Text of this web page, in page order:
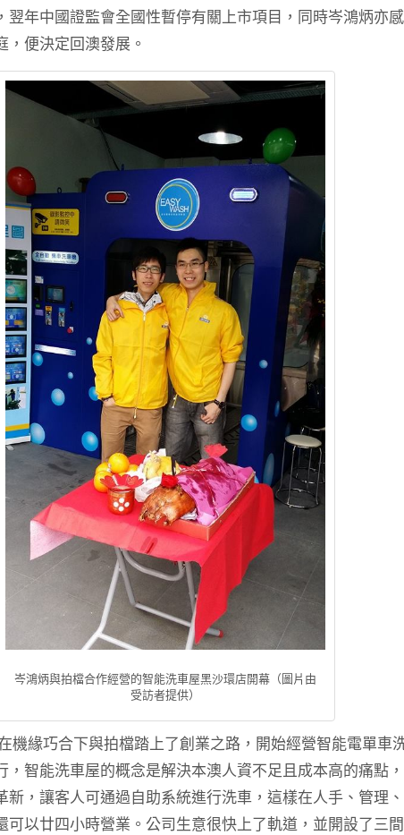
翌年中國證監會全國性暫停有關上市項目，同時岑鴻炳亦
，便決定回澳發展。
岑鴻炳與拍檔合作經營的智能洗車屋黑沙環店開幕（圖片由
受訪者提供）
緣巧合下與拍檔踏上了創業之路，開始經營智能電單車
，智能洗車屋的概念是解決本澳人資不足且成本高的痛點
新，讓客人可通過自助系統進行洗車，這樣在人手、管理
可以廿四小時營業。公司生意很快上了軌道，並開設了三間